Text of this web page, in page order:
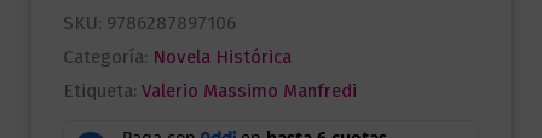
del
mundo
cantidad
SKU: 9786287897106
Categoría: Novela Histórica
Etiqueta: Valerio Massimo Manfredi